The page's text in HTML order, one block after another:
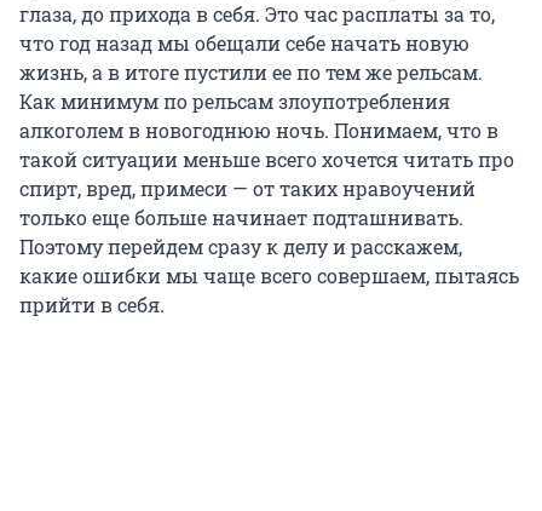
глаза, до прихода в себя. Это час расплаты за то,
что год назад мы обещали себе начать новую
жизнь, а в итоге пустили ее по тем же рельсам.
Как минимум по рельсам злоупотребления
алкоголем в новогоднюю ночь. Понимаем, что в
такой ситуации меньше всего хочется читать про
спирт, вред, примеси — от таких нравоучений
только еще больше начинает подташнивать.
Поэтому перейдем сразу к делу и расскажем,
какие ошибки мы чаще всего совершаем, пытаясь
прийти в себя.